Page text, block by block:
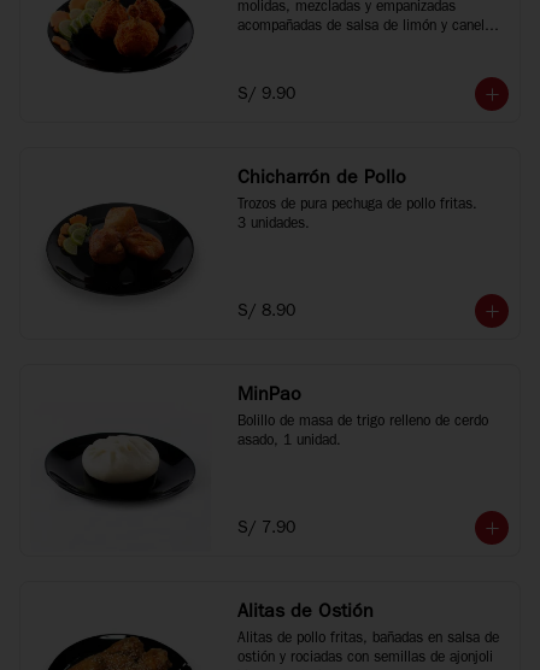
molidas, mezcladas y empanizadas
acompañadas de salsa de limón y canela
S/ 9.90
Chicharrón de Pollo
Trozos de pura pechuga de pollo fritas.
3 unidades.
S/ 8.90
MinPao
Bolillo de masa de trigo relleno de cerdo
asado, 1 unidad.
S/ 7.90
Alitas de Ostión
Alitas de pollo fritas, bañadas en salsa de
ostión y rociadas con semillas de ajonjoli